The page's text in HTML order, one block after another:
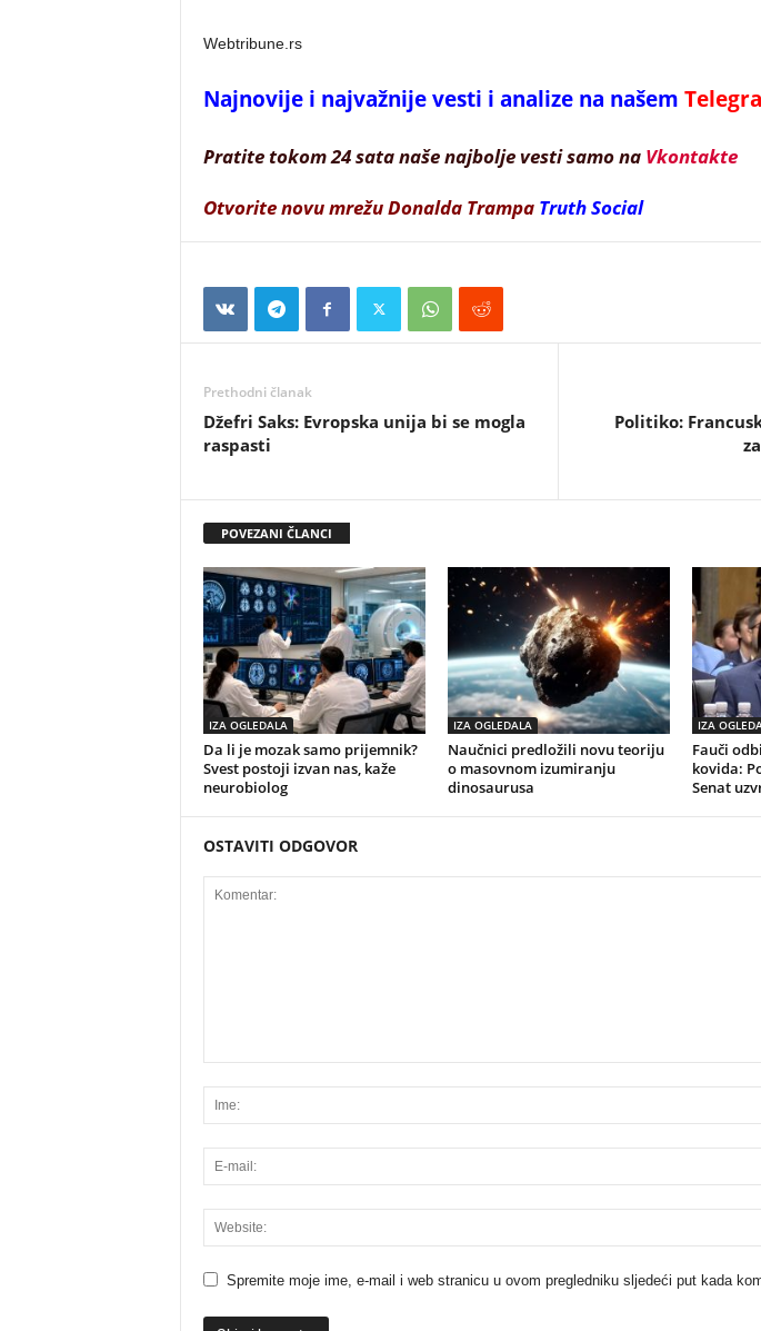
Webtribune.rs
Najnovije i najvažnije vesti i analize na našem
Pratite tokom 24 sata naše najbolje vesti samo na Vkontakte
Otvorite novu mrežu Donalda Trampa Truth Social
Prethodni članak
Džefri Saks: Evropska unija bi se mogla
raspasti
Politiko:
POVEZANI ČLANCI
IZA OGLEDALA
Da li je mozak samo prijemnik?
Svest postoji izvan nas, kaže
neurobiolog
IZA OGLEDALA
Naučnici predložili novu teoriju
o masovnom izumiranju
dinosaurusa
IZA
Fauči
kovida:
Senat
OSTAVITI ODGOVOR
Spremite moje ime, e-mail i web stranicu u ovom pregledniku sljedeći put kada